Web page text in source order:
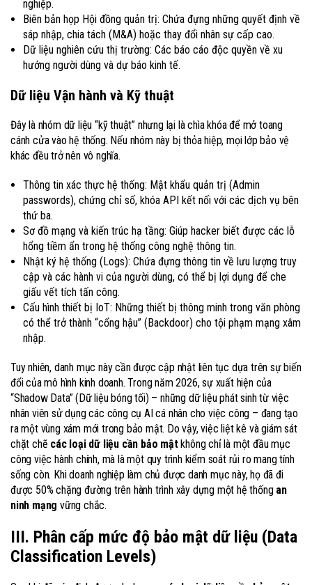
nghiệp.
Biên bản họp Hội đồng quản trị: Chứa đựng những quyết định về
sáp nhập, chia tách (M&A) hoặc thay đổi nhân sự cấp cao.
Dữ liệu nghiên cứu thị trường: Các báo cáo độc quyền về xu
hướng người dùng và dự báo kinh tế.
Dữ liệu Vận hành và Kỹ thuật
Đây là nhóm dữ liệu “kỹ thuật” nhưng lại là chìa khóa để mở toang
cánh cửa vào hệ thống. Nếu nhóm này bị thỏa hiệp, mọi lớp bảo vệ
khác đều trở nên vô nghĩa.
Thông tin xác thực hệ thống: Mật khẩu quản trị (Admin
passwords), chứng chỉ số, khóa API kết nối với các dịch vụ bên
thứ ba.
Sơ đồ mạng và kiến trúc hạ tầng: Giúp hacker biết được các lỗ
hổng tiềm ẩn trong hệ thống công nghệ thông tin.
Nhật ký hệ thống (Logs): Chứa đựng thông tin về lưu lượng truy
cập và các hành vi của người dùng, có thể bị lợi dụng để che
giấu vết tích tấn công.
Cấu hình thiết bị IoT: Những thiết bị thông minh trong văn phòng
có thể trở thành “cổng hậu” (Backdoor) cho tội phạm mạng xâm
nhập.
Tuy nhiên, danh mục này cần được cập nhật liên tục dựa trên sự biến
đổi của mô hình kinh doanh. Trong năm 2026, sự xuất hiện của
“Shadow Data” (Dữ liệu bóng tối) – những dữ liệu phát sinh từ việc
nhân viên sử dụng các công cụ AI cá nhân cho việc công – đang tạo
ra một vùng xám mới trong bảo mật. Do vậy, việc liệt kê và giám sát
chặt chẽ các loại dữ liệu cần bảo mậtkhông chỉ là một đầu mục
công việc hành chính, mà là một quy trình kiểm soát rủi ro mang tính
sống còn. Khi doanh nghiệp làm chủ được danh mục này, họ đã đi
được 50% chặng đường trên hành trình xây dựng một hệ thống an
ninh mạng vững chắc.
III. Phân cấp mức độ bảo mật dữ liệu (Data
Classification Levels)